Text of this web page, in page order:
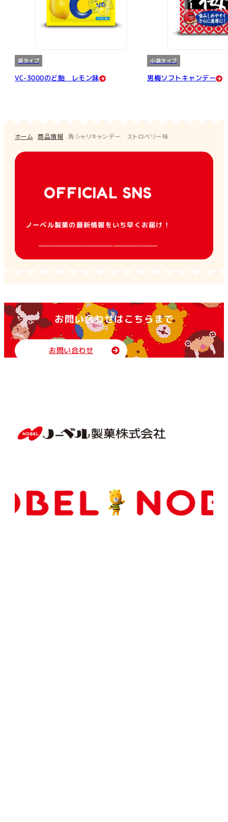
袋タイプ
VC-3000のど飴 レモン味
小袋タイプ
男梅ソフトキャンデー
ホーム 商品情報 角シャリキャンデー ストロベリー味
OFFICIAL SNS
ノーベル製菓の最新情報をいち早くお届け！
お問い合わせはこちらまで
お問い合わせ